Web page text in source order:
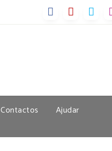
Contactos Ajudar